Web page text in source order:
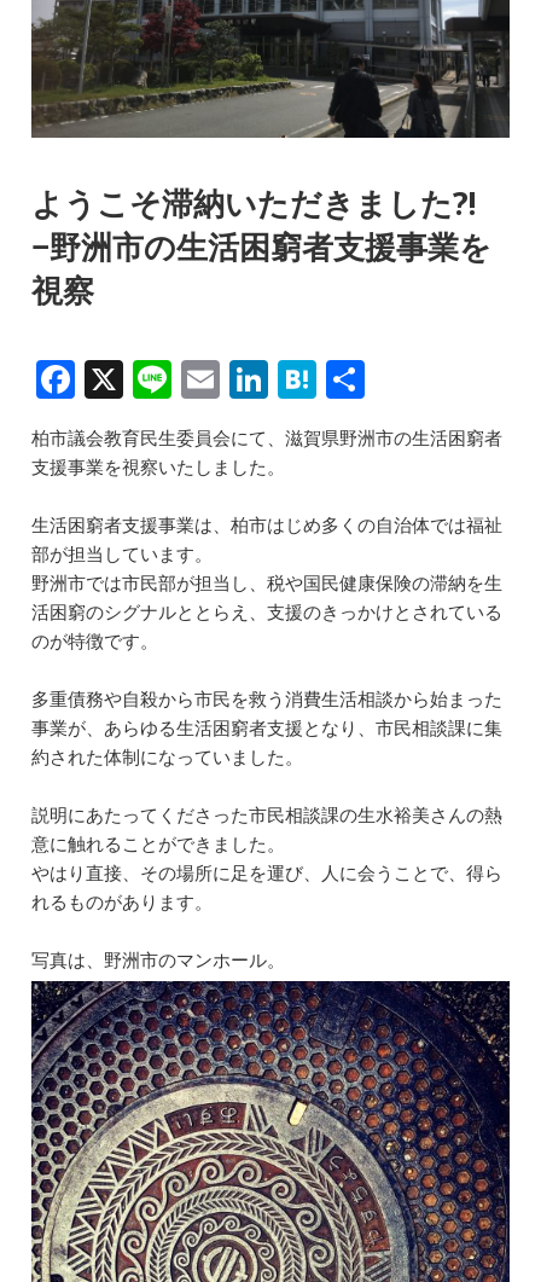
ようこそ滞納いただきました?!
−野洲市の生活困窮者支援事業を
視察
F
a
c
b
o
o
k
X Li
n
e
E
m
ai
Li
n
k
dI
n
H
at
e
a
有
柏市議会教育民生委員会にて、滋賀県野洲市の生活困窮者
支援事業を視察いたしました。
生活困窮者支援事業は、柏市はじめ多くの自治体では福祉
部が担当しています。
野洲市では市民部が担当し、税や国民健康保険の滞納を生
活困窮のシグナルととらえ、支援のきっかけとされている
のが特徴です。
多重債務や自殺から市民を救う消費生活相談から始まった
事業が、あらゆる生活困窮者支援となり、市民相談課に集
約された体制になっていました。
説明にあたってくださった市民相談課の生水裕美さんの熱
意に触れることができました。
やはり直接、その場所に足を運び、人に会うことで、得ら
れるものがあります。
写真は、野洲市のマンホール。